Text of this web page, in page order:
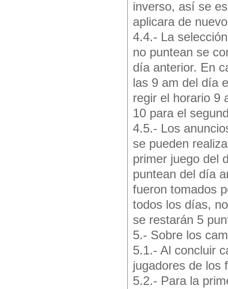
inverso, así se
aplicara de
4.4.- La
no puntean se
día anterior. En
las 9 am del día
regir el horario 9
10 para el
4.5.- Los
se pueden
primer juego del
puntean del día
fueron tomados
todos los días,
se restarán 5
5.- Sobre los
5.1.- Al concluir
jugadores de los
5.2.- Para la